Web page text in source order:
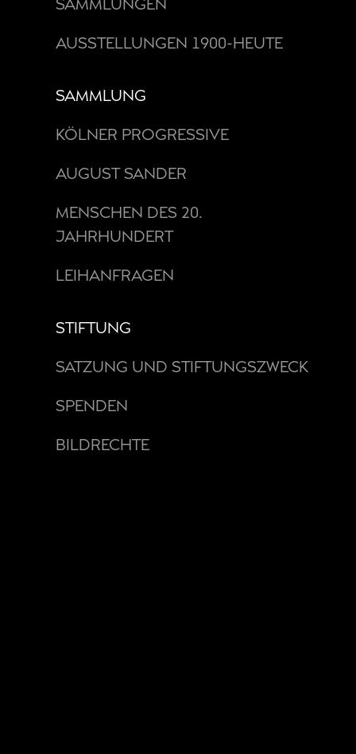
SAMMLUNGEN
AUSSTELLUNGEN 1900-HEUTE
SAMMLUNG
KÖLNER PROGRESSIVE
AUGUST SANDER
MENSCHEN DES 20.
JAHRHUNDERT
LEIHANFRAGEN
STIFTUNG
SATZUNG UND STIFTUNGSZWECK
SPENDEN
BILDRECHTE